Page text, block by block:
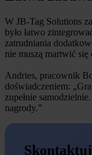
W JB-Tag Solutions
było łatwo
zatrudniania
nie muszą martwić
Andries, pracownik
doświadczeniem:
zupełnie
nagrody.”
Skontaktuj